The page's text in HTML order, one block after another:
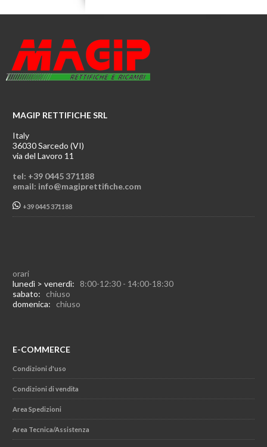
MAGIP RETTIFICHE SRL
Italy
36030 Sarcedo (VI)
via del Lavoro 11
tel: +39 0445 371188
email: info@magiprettifiche.com
+39 0445 371188
orari
lunedì > venerdì: 8:00-12:30 - 14:00-18:30
sabato: chiuso
domenica: chiuso
E-COMMERCE
Condizioni d'uso
Condizioni di vendita
Area Spedizioni
Area Tecnica/Assistenza